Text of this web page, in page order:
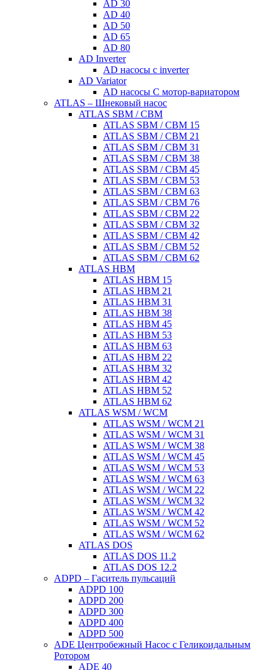
AD 30
AD 40
AD 50
AD 65
AD 80
AD Inverter
AD насосы с inverter
AD Variator
AD насосы С мотор-вариатором
ATLAS – Шнековый насос
ATLAS SBM / CBM
ATLAS SBM / CBM 15
ATLAS SBM / CBM 21
ATLAS SBM / CBM 31
ATLAS SBM / CBM 38
ATLAS SBM / CBM 45
ATLAS SBM / CBM 53
ATLAS SBM / CBM 63
ATLAS SBM / CBM 76
ATLAS SBM / CBM 22
ATLAS SBM / CBM 32
ATLAS SBM / CBM 42
ATLAS SBM / CBM 52
ATLAS SBM / CBM 62
ATLAS HBM
ATLAS HBM 15
ATLAS HBM 21
ATLAS HBM 31
ATLAS HBM 38
ATLAS HBM 45
ATLAS HBM 53
ATLAS HBM 63
ATLAS HBM 22
ATLAS HBM 32
ATLAS HBM 42
ATLAS HBM 52
ATLAS HBM 62
ATLAS WSM / WCM
ATLAS WSM / WCM 21
ATLAS WSM / WCM 31
ATLAS WSM / WCM 38
ATLAS WSM / WCM 45
ATLAS WSM / WCM 53
ATLAS WSM / WCM 63
ATLAS WSM / WCM 22
ATLAS WSM / WCM 32
ATLAS WSM / WCM 42
ATLAS WSM / WCM 52
ATLAS WSM / WCM 62
ATLAS DOS
ATLAS DOS 11.2
ATLAS DOS 12.2
ADPD – Гаситель пульсаций
ADPD 100
ADPD 200
ADPD 300
ADPD 400
ADPD 500
ADE Центробежный Насос с Геликоидальным
Ротором
ADE 40